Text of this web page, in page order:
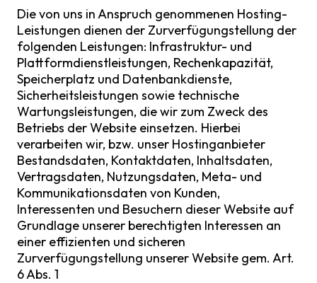
Die von uns in Anspruch genommenen Hosting-
Leistungen dienen der Zurverfügungstellung der
folgenden Leistungen: Infrastruktur- und
Plattformdienstleistungen, Rechenkapazität,
Speicherplatz und Datenbankdienste,
Sicherheitsleistungen sowie technische
Wartungsleistungen, die wir zum Zweck des
Betriebs der Website einsetzen. Hierbei
verarbeiten wir, bzw. unser Hostinganbieter
Bestandsdaten, Kontaktdaten, Inhaltsdaten,
Vertragsdaten, Nutzungsdaten, Meta- und
Kommunikationsdaten von Kunden,
Interessenten und Besuchern dieser Website auf
Grundlage unserer berechtigten Interessen an
einer effizienten und sicheren
Zurverfügungstellung unserer Website gem. Art.
6 Abs. 1